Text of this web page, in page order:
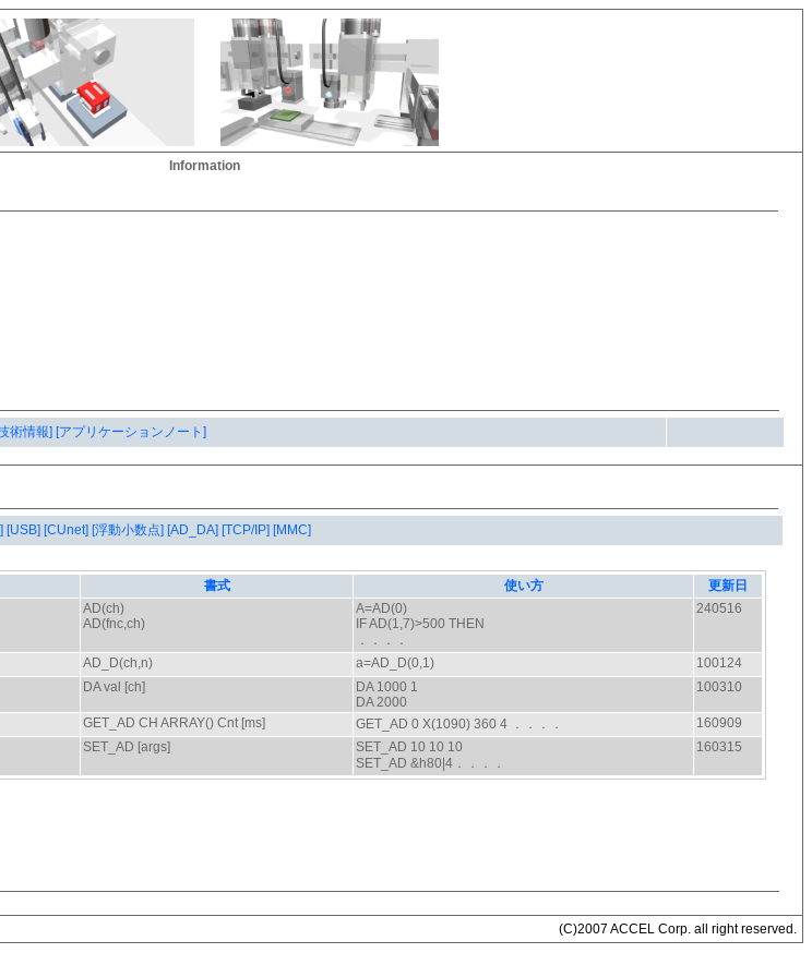
Information
術情報] [アプリケーションノート]
[USB] [CUnet] [浮動小数点] [AD_DA] [TCP/IP] [MMC]
(C)2007 ACCEL Corp. all right reserved.